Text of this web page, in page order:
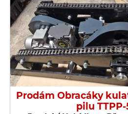
Prodám Obracáky
pilu TTPP-